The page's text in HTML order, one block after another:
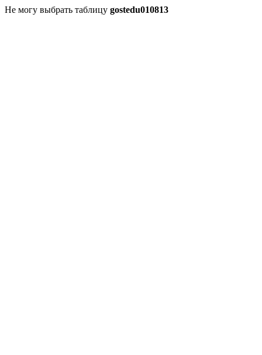
Не могу выбрать таблицу gostedu010813